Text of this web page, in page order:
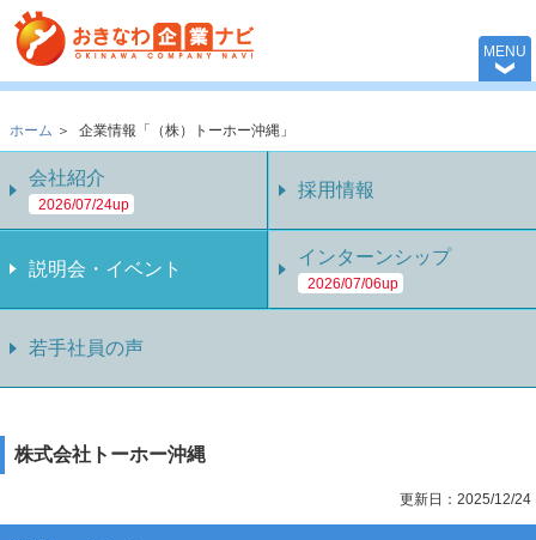
おきなわ企業
MENU
ホーム ＞ 企業情報「（株）トーホー沖縄」
会社紹介
2026/07/24up
採用情報
説明会・イベント
インターンシップ
2026/07/06up
若手社員の声
株式会社トーホー沖縄
更新日：2025/12/24